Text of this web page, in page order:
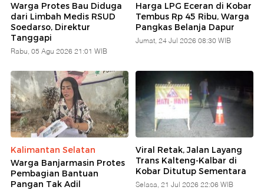
Warga Protes Bau Diduga
dari Limbah Medis RSUD
Soedarso, Direktur
Tanggapi
Rabu, 05 Agu 2026 21:01 WIB
Harga LPG Eceran di Kobar
Tembus Rp 45 Ribu, Warga
Pangkas Belanja Dapur
Jumat, 24 Jul 2026 08:30 WIB
Kalimantan Selatan
Warga Banjarmasin Protes
Pembagian Bantuan
Pangan Tak Adil
Viral Retak, Jalan Layang
Trans Kalteng-Kalbar di
Kobar Ditutup Sementara
Selasa, 21 Jul 2026 22:06 WIB